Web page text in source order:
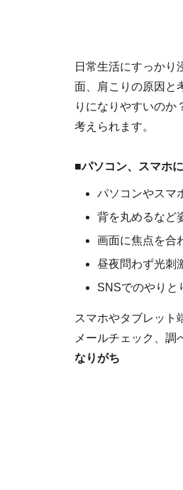
日常生活にすっかり
面、肩こりの原因と
りになりやすいのか
考えられます。
■パソコン、スマホ
パソコンやスマ
背を丸めるなど
画面に焦点を合
昼夜問わず光刺
SNSでのやりと
スマホやタブレット
メールチェック、調
なりがち